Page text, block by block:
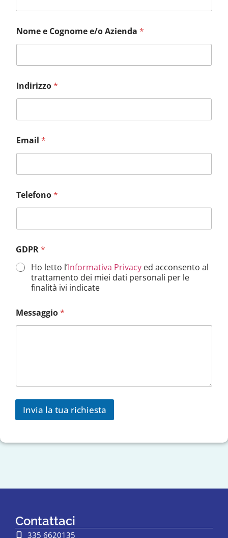
Nome e Cognome e/o Azienda *
Indirizzo*
Email *
Telefono*
GDPR*
Ho letto l’Informativa Privacy ed acconsento al
trattamento dei miei dati personali per le
finalità ivi indicate
Messaggio*
Invia la tua richiesta
Contattaci
335 6620135